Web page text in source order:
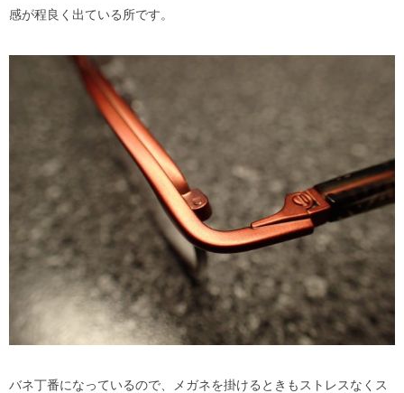
感が程良く出ている所です。
バネ丁番になっているので、メガネを掛けるときもストレスなくス